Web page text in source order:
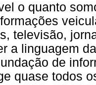
o quanto
televisão,
a linguagem
de
quase todos